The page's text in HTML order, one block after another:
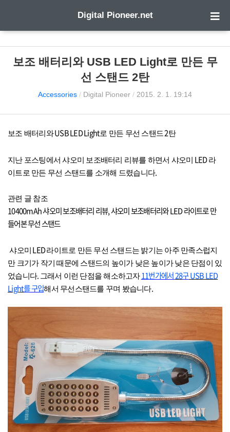
Digital Pioneer.net
보조 배터리와 USB LED Light로 만든 무
선 스탠드 2탄
Accessories / Digital Pioneer / 2015. 2. 1. 19:14
보조 배터리와USB LED Light로 만든 무선 스탠드2탄
지난 포스팅에서 샤오미 보조배터리 리뷰를 하면서 샤오미 LED라
이트로 만든 무선 스탠드를 소개해 드렸습니다.
관련 글 참조
10400mAh샤오미보조배터리리뷰,샤오미보조배터리와 LED라이트로만
들어본무선스탠드
샤오미 LED라이트로 만든 무선 스탠드는 밝기는 아주 만족스럽지
만 크기가 작기 때문에 스탠드의 높이가 낮은 높이가 낮은 단점이 있
었습니다. 그래서 이런 단점을 해소하고자 11번가에서28구USB LED
Light를 구입해서 무선스탠드를 꾸며 봤습니다.